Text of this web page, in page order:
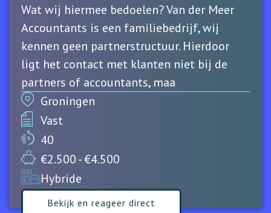
Wat wij hiermee bedoelen? Van der Meer
Accountants is een familiebedrijf, wij
kennen geen partnerstructuur. Hierdoor
ligt het contact met klanten niet bij de
partners of accountants, maa
Groningen
Vast
40
€2.500 - €4.500
Hybride
Bekijk en reageer direct